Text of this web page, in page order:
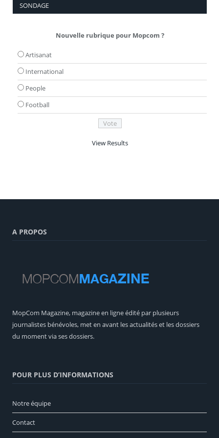
SONDAGE
Nouvelle rubrique pour Mopcom ?
Artisanat
International
People
Football
View Results
A PROPOS
MopCom Magazine, magazine en ligne édité par plusieurs
journalistes bénévoles, met en avant les actualités et les dossiers
du moment via ses dossiers.
POUR PLUS D’INFORMATIONS
Notre équipe
Contact